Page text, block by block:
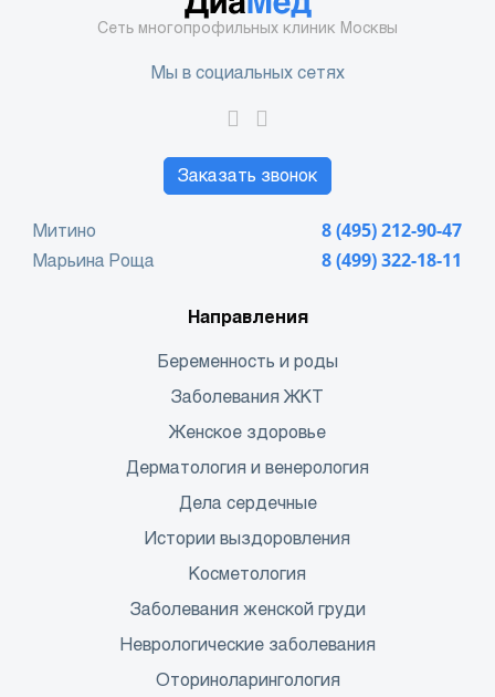
Сеть многопрофильных клиник Москвы
Мы в социальных сетях
Заказать звонок
8 (495) 212-90-47
Митино
8 (499) 322-18-11
Марьина Роща
Направления
Беременность и роды
Заболевания ЖКТ
Женское здоровье
Дерматология и венерология
Дела сердечные
Истории выздоровления
Косметология
Заболевания женской груди
Неврологические заболевания
Оториноларингология